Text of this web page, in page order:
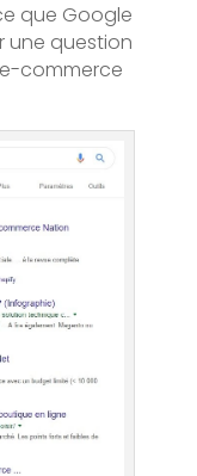
que Google
une question
commerce